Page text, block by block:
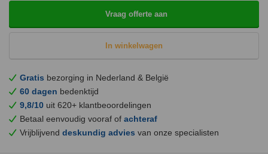
Vraag offerte aan
In winkelwagen
Gratis bezorging in Nederland & België
60 dagen bedenktijd
9,8/10 uit 620+ klantbeoordelingen
Betaal eenvoudig vooraf of achteraf
Vrijblijvend deskundig advies van onze specialisten